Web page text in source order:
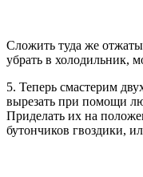
Сложить туда же
убрать в холодильник,
5. Теперь смастерим
вырезать при помощи
Приделать их на
бутончиков гвоздики,